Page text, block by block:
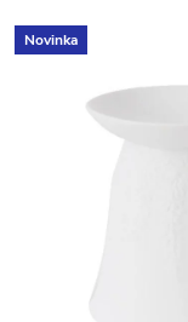
Novinka